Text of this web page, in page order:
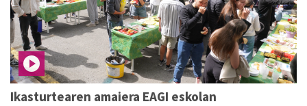
Ikasturtearen amaiera EAGI eskolan